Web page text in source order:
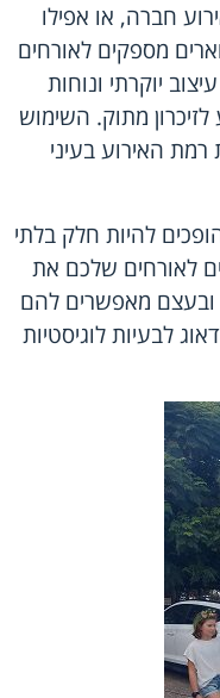
חברה, או אפילו
מספקים לאורחים
יוקרתי ונוחות
מתוק. השימוש
האירוע בעיני
להיות חלק בלתי
לאורחים שלכם את
מאפשרים להם
לבעיות לוגיסטיות